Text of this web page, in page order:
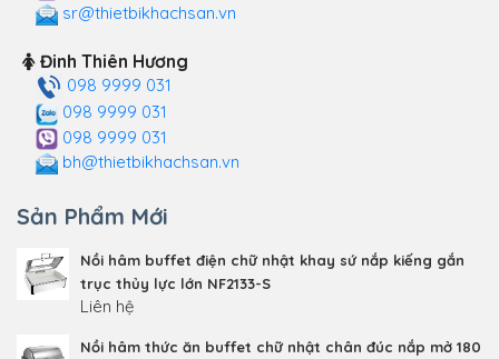
sr@thietbikhachsan.vn
Đinh Thiên Hương
098 9999 031
098 9999 031
098 9999 031
bh@thietbikhachsan.vn
Sản Phẩm Mới
Nồi hâm buffet điện chữ nhật khay sứ nắp kiếng gắn
trục thủy lực lớn NF2133-S
Liên hệ
Nồi hâm thức ăn buffet chữ nhật chân đúc nắp mở 180